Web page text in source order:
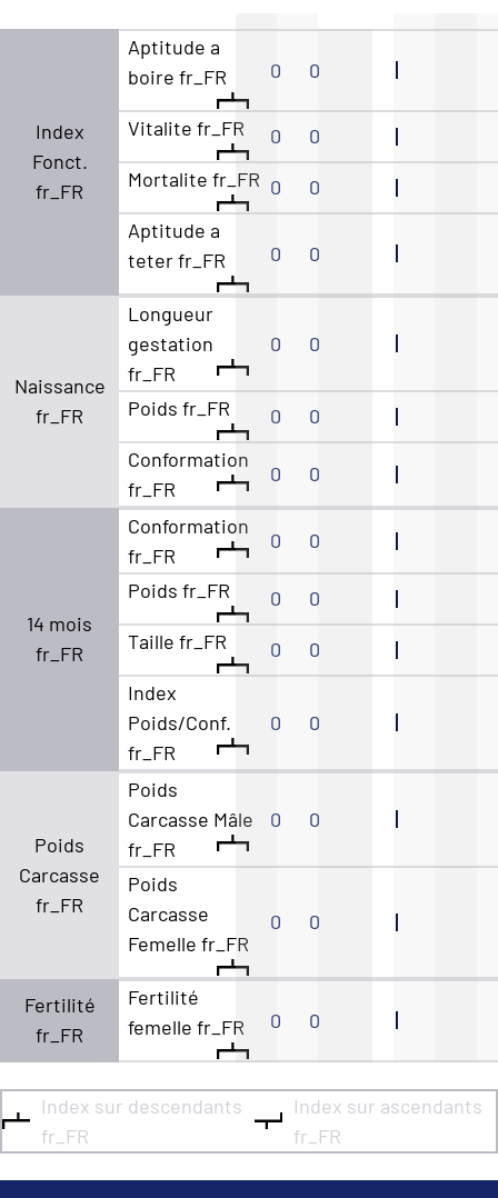
Index
Fonct.
fr_FR
Aptitude a
boire fr_FR
0 0
Vitalite fr_FR 0
0
Mortalite fr_FR 0
0
Aptitude a
teter fr_FR
0 0
Naissance
fr_FR
Longueur
gestation
fr_FR
0 0
Poids fr_FR 0
0
Conformation
fr_FR
0 0
14 mois
fr_FR
Conformation
fr_FR
0 0
Poids fr_FR 0
0
Taille fr_FR
0
0
Index
Poids/Conf.
fr_FR
0 0
Poids
Carcasse
fr_FR
Poids
Carcasse Mâle
fr_FR
0 0
Poids
Carcasse
Femelle fr_FR
0 0
Fertilité
fr_FR
Fertilité
femelle fr_FR
0 0
Index sur descendants
fr_FR
Index sur ascendants
fr_FR